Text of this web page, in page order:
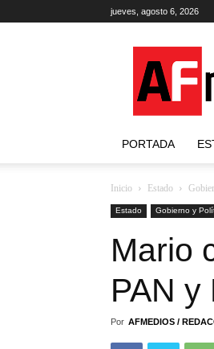
jueves, agosto 6, 2026
PORTADA
Inicio Estado
Estado Gobierno y
Mario
PAN y
Por AFMEDIOS /